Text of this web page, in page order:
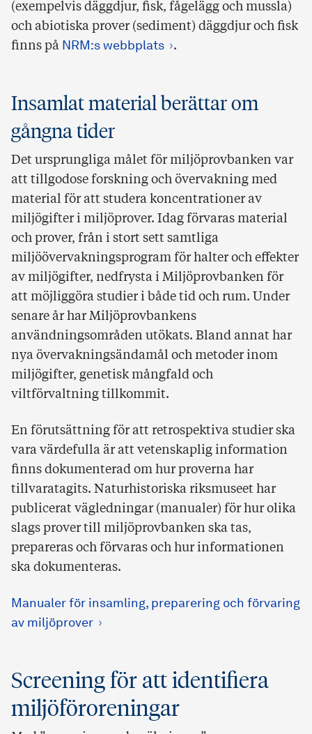
(exempelvis däggdjur, fisk, fågelägg och mussla)
och abiotiska prover (sediment) däggdjur och fisk
finns på NRM:s webbplats .
Insamlat material berättar om
gångna tider
Det ursprungliga målet för miljöprovbanken var
att tillgodose forskning och övervakning med
material för att studera koncentrationer av
miljögifter i miljöprover. Idag förvaras material
och prover, från i stort sett samtliga
miljöövervakningsprogram för halter och effekter
av miljögifter, nedfrysta i Miljöprovbanken för
att möjliggöra studier i både tid och rum. Under
senare år har Miljöprovbankens
användningsområden utökats. Bland annat har
nya övervakningsändamål och metoder inom
miljögifter, genetisk mångfald och
viltförvaltning tillkommit.
En förutsättning för att retrospektiva studier ska
vara värdefulla är att vetenskaplig information
finns dokumenterad om hur proverna har
tillvaratagits. Naturhistoriska riksmuseet har
publicerat vägledningar (manualer) för hur olika
slags prover till miljöprovbanken ska tas,
prepareras och förvaras och hur informationen
ska dokumenteras.
Manualer för insamling, preparering och förvaring
av miljöprover
Screening för att identifiera
miljöföroreningar